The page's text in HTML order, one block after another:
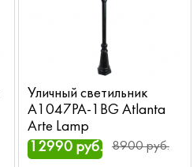
Уличный светильник
A1047PA-1BG Atlanta
Arte Lamp
12990 руб. 8900 руб.